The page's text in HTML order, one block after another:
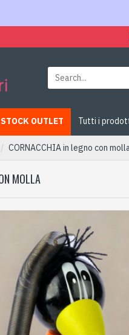
STOCK OUTLET Tutti i
CORNACCHIA in legno con
MOLLA